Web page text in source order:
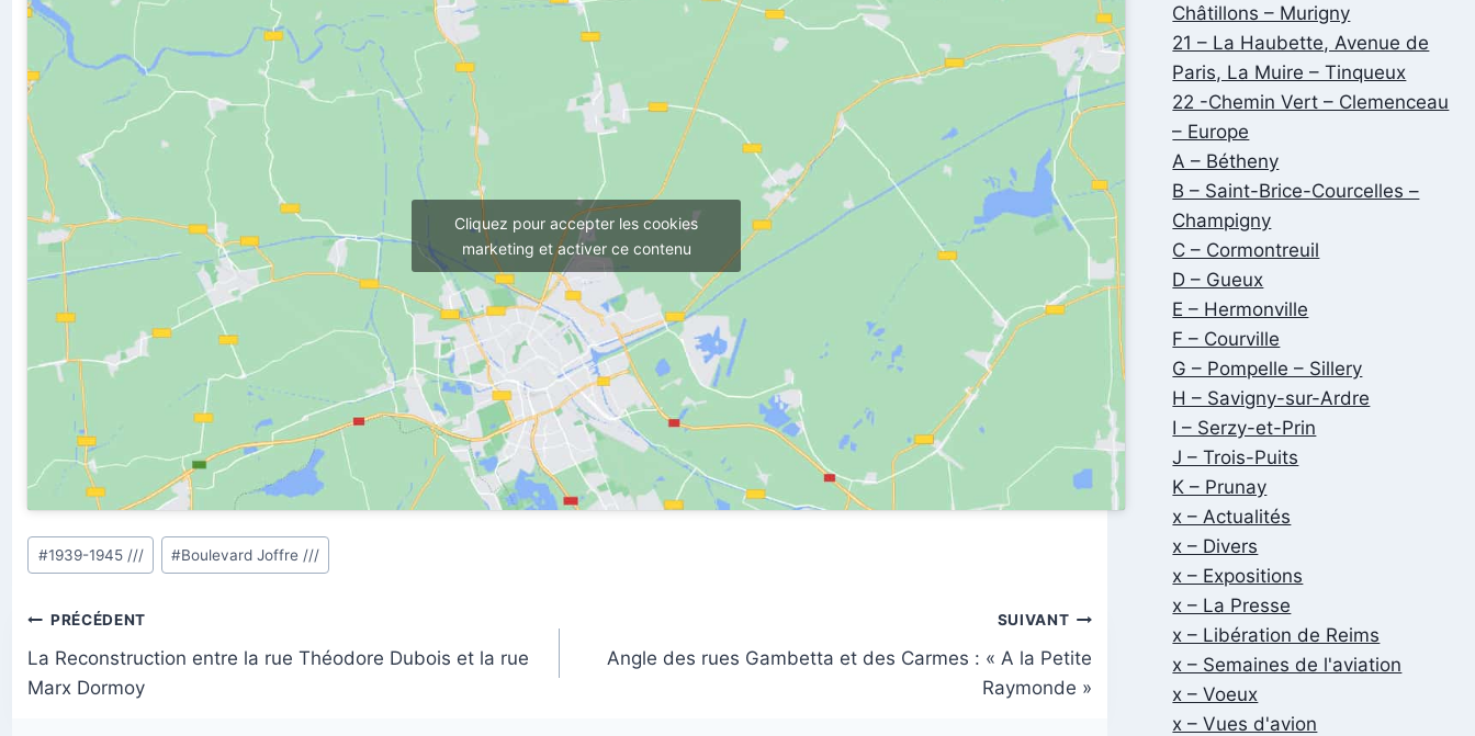
Cliquez pour accepter les cookies
marketing et activer ce contenu
Étiquettes
de
publication :
#1939-1945 /// #Boulevard Joffre ///
Navigation
de
l’article
PRÉCÉDENT
La Reconstruction entre la rue Théodore Dubois et la rue
Marx Dormoy
SUIVANT
Angle des rues Gambetta et des Carmes : « A la Petite
Raymonde »
Châtillons – Murigny
21 – La Haubette, Avenue de
Paris, La Muire – Tinqueux
22 -Chemin Vert – Clemenceau
– Europe
A – Bétheny
B – Saint-Brice-Courcelles –
Champigny
C – Cormontreuil
D – Gueux
E – Hermonville
F – Courville
G – Pompelle – Sillery
H – Savigny-sur-Ardre
I – Serzy-et-Prin
J – Trois-Puits
K – Prunay
x – Actualités
x – Divers
x – Expositions
x – La Presse
x – Libération de Reims
x – Semaines de l'aviation
x – Voeux
x – Vues d'avion